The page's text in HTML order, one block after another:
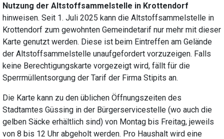
Nutzung der Altstoffsammelstelle in Krottendorf
hinweisen. Seit 1. Juli 2025 kann die Altstoffsammelstelle in
Krottendorf zum gewohnten Gemeindetarif nur mehr mit dieser
Karte genutzt werden. Diese ist beim Eintreffen am Gelände
der Altstoffsammelstelle unaufgefordert vorzuzeigen. Falls
keine Berechtigungskarte vorgezeigt wird, fällt für die
Sperrmüllentsorgung der Tarif der Firma Stipits an.
Die Karte kann zu den üblichen Öffnungszeiten des
Stadtamtes Güssing in der Bürgerservicestelle (wo auch die
gelben Säcke erhältlich sind) von Montag bis Freitag, jeweils
von 8 bis 12 Uhr abgeholt werden. Pro Haushalt wird eine